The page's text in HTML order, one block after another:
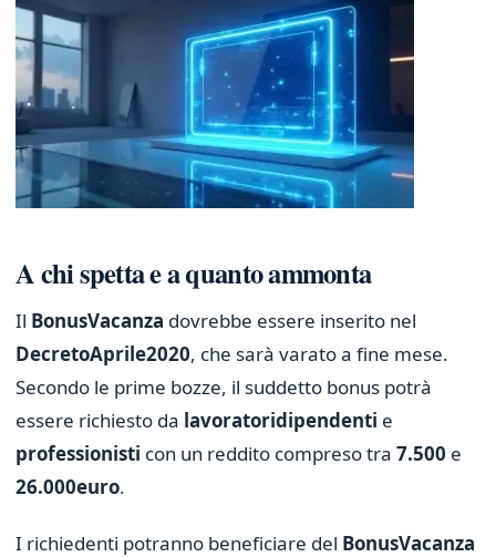
A chi spetta e a quanto ammonta
Il BonusVacanza dovrebbe essere inserito nel
DecretoAprile2020, che sarà varato a fine mese.
Secondo le prime bozze, il suddetto bonus potrà
essere richiesto da lavoratoridipendenti e
professionisti con un reddito compreso tra 7.500 e
26.000euro.
I richiedenti potranno beneficiare del BonusVacanza